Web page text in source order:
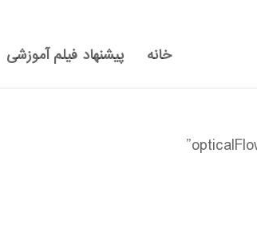
خانه پیشنهاد فیلم آموزشی